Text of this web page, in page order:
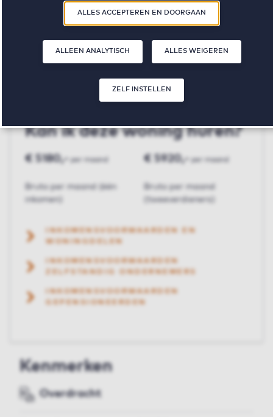
uw voorkeuren aanpassen. Door op ‘Alles accepteren en doorgaan’ te
klikken, gaat u akkoord met het gebruik van cookies zoals omschreven in
Privacy- en Cookieverklaring.
ALLES ACCEPTEREN EN DOORGAAN
ALLEEN ANALYTISCH ALLES WEIGEREN
ZELF INSTELLEN
€ 1480,-
huurprijs p.m.
2
slaapkamer(s)
84 m²
oppervlakte
Kan ik deze woning huren?
€ 5180,-
Bruto per maand (één
inkomen)
€ 5920,-
Bruto per maand
(tweeverdieners)
INKOMENSVOORWAARDEN EN
INKOMENSVOORWAARDEN
ZELFSTANDIG ONDERNEMERS
INKOMENSVOORWAARDEN
GEPENSIONEERDEN
Kenmerken
Overdracht